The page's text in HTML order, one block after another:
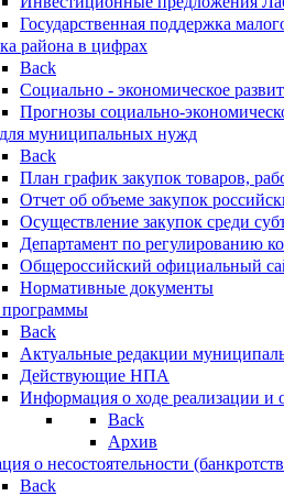
Государственная поддержка
района в цифрах
Back
Социально - экономическое
Прогнозы социально-
муниципальных нужд
Back
План график закупок товаров,
Отчет об объеме закупок
Осуществление закупок среди
Департамент по регулированию
Общероссийский официальный
Нормативные документы
Back
Актуальные редакции
Действующие НПА
Информация о ходе реализации
Back
Архив
о несостоятельности
Back